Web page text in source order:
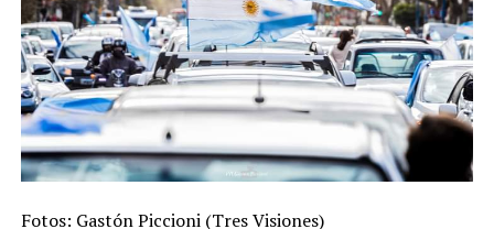
Fotos: Gastón Piccioni (Tres Visiones)